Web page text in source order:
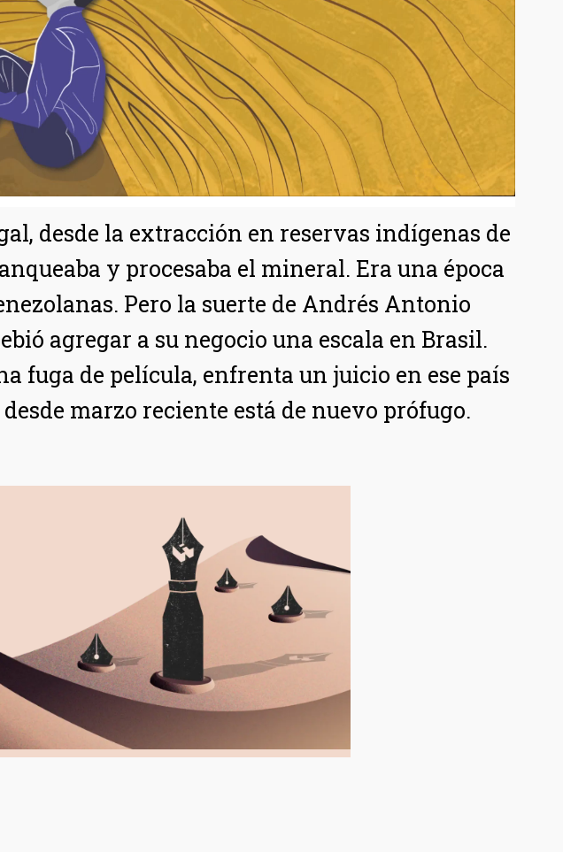
desde la extracción en reservas indígenas de
y procesaba el mineral. Era una época
Pero la suerte de Andrés Antonio
agregar a su negocio una escala en Brasil.
fuga de película, enfrenta un juicio en ese país
marzo reciente está de nuevo prófugo.